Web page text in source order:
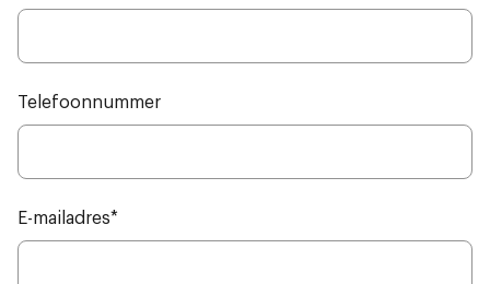
Telefoonnummer
E-mailadres*